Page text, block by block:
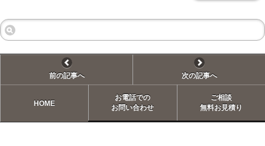
前の記事へ 次の記事へ
HOME
お電話での
お問い合わせ
ご相談
無料お見積り